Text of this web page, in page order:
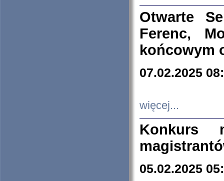
Otwarte
Ferenc,
końcowym
07.02.2025
więcej...
Konkurs
05.02.2025